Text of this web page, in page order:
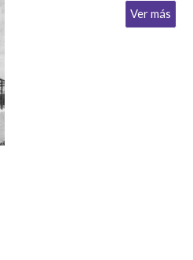
Ver más